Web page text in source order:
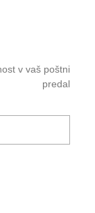
v vaš poštni
predal